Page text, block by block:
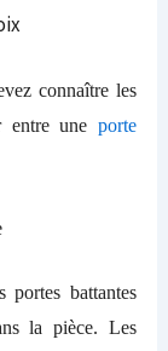
connaître les
entre une porte
portes battantes
la pièce. Les